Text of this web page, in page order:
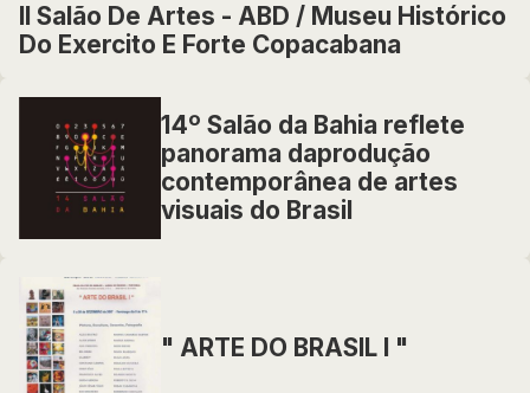
II Salão De Artes - ABD / Museu Histórico
Do Exercito E Forte Copacabana
14º Salão da Bahia reflete
panorama daprodução
contemporânea de artes
visuais do Brasil
" ARTE DO BRASIL I "